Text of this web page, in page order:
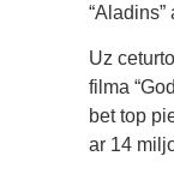
Uz
filma
bet top
ar 14